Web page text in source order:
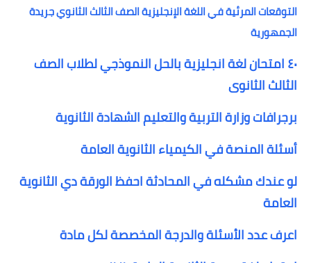
التوقعات المرئية في اللغة الإنجليزية الصف الثالث الثانوي جريدة
الجمهورية
٤٠ امتحان لغة انجليزية بالحل النموذجي لطلاب الصف
الثالث الثانوى
برجرافات وزارة التربية والتعليم الشهادة الثانوية
أسئلة المنصة في الكيمياء الثانوية العامة
لو عندك مشكله في المحادثة احفظ الورقة دي الثانوية
العامة
اعرف عدد الأسئلة والدرجة المخصصة لكل مادة